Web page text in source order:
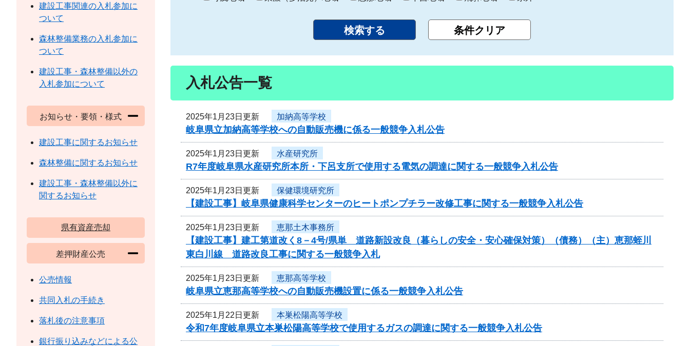
入札公告一覧
2025年1月23日更新 加納高等学校
岐阜県立加納高等学校への自動販売機に係る一般競争入札公告
2025年1月23日更新 水産研究所
R7年度岐阜県水産研究所本所・下呂支所で使用する電気の調達に関する一般競争入札公告
2025年1月23日更新 保健環境研究所
【建設工事】岐阜県健康科学センターのヒートポンプチラー改修工事に関する一般競争入札公告
2025年1月23日更新 恵那土木事務所
【建設工事】建工第道改く8－4号/県単 道路新設改良（暮らしの安全・安心確保対策）（債務）（主）恵那蛭川
東白川線 道路改良工事に関する一般競争入札
2025年1月23日更新 恵那高等学校
岐阜県立恵那高等学校への自動販売機設置に係る一般競争入札公告
2025年1月22日更新 本巣松陽高等学校
令和7年度岐阜県立本巣松陽高等学校で使用するガスの調達に関する一般競争入札公告
建設工事関連の入札参加に
ついて
森林整備業務の入札参加に
ついて
建設工事・森林整備以外の
入札参加について
お知らせ・要領・様式
建設工事に関するお知らせ
森林整備に関するお知らせ
建設工事・森林整備以外に
関するお知らせ
県有資産売却
差押財産公売
公売情報
共同入札の手続き
落札後の注意事項
銀行振り込みなどによる公